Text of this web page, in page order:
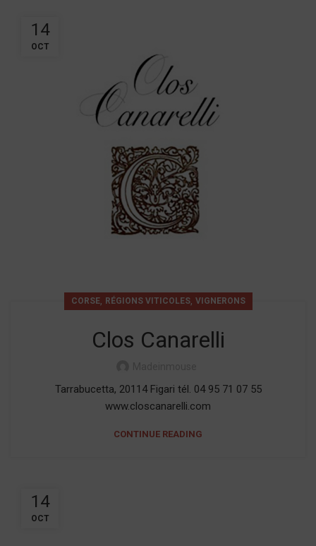
14
OCT
CORSE, RÉGIONS VITICOLES, VIGNERONS
Clos Canarelli
Tarrabucetta, 20114 Figari tél. 04 95 71 07 55
www.closcanarelli.com
CONTINUE READING
14
OCT